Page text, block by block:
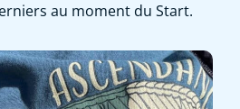
au moment du Start.